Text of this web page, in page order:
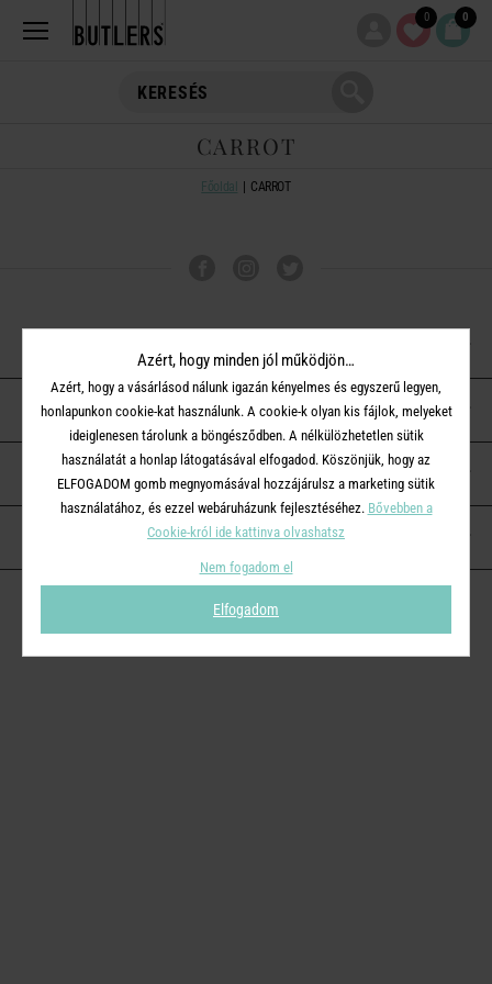
0 0
CARROT
Főoldal CARROT
ÜGYFÉLSZOLGÁLAT
A BUTLERS-RŐL
KAPCSOLAT
Azért, hogy minden jól működjön…
Azért, hogy a vásárlásod nálunk igazán kényelmes és egyszerű legyen,
honlapunkon cookie-kat használunk. A cookie-k olyan kis fájlok, melyeket
ideiglenesen tárolunk a böngésződben. A nélkülözhetetlen sütik
használatát a honlap látogatásával elfogadod. Köszönjük, hogy az
ELFOGADOM gomb megnyomásával hozzájárulsz a marketing sütik
használatához, és ezzel webáruházunk fejlesztéséhez. Bővebben a
Cookie-król ide kattinva olvashatsz
Nem fogadom el
Elfogadom